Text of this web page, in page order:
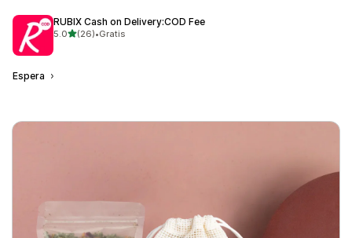
RUBIX Cash on Delivery:COD Fee
5.0de 5 estrellas
(26)
26 reseñas en total
•Gratis
Espera